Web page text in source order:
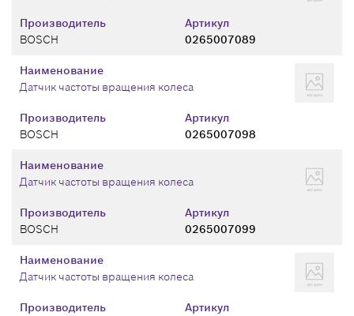
Производитель
BOSCH
Артикул
0265007089
Производитель
BOSCH
Артикул
0265007098
Наименование
Датчик частоты вращения колеса
Производитель
BOSCH
Артикул
0265007099
Наименование
Датчик частоты вращения колеса
Производитель
Артикул
Наименование
Датчик частоты вращения колеса